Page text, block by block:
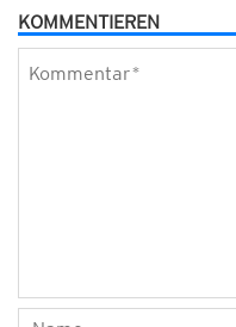
KOMMENTIEREN